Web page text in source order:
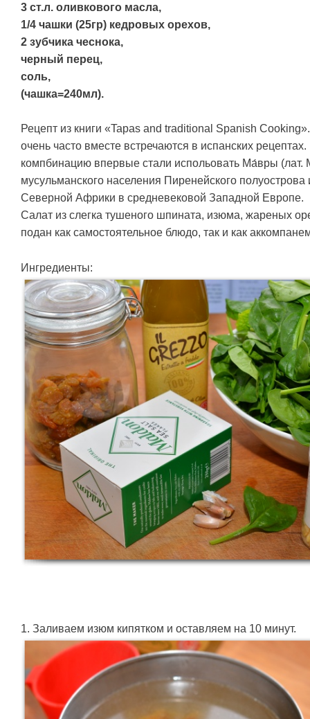
3 ст.л. оливкового масла,
1/4 чашки (25гр) кедровых орехов,
2 зубчика чеснока,
черный перец,
соль,
(чашка=240мл).
Рецепт из книги «Tapas and traditional Spanish
очень часто вместе встречаются в испанских рецептах.
компбинацию впервые стали испольовать Ма́вры (лат.
мусульманского населения Пиренейского полуострова
Северной Африки в средневековой Западной Европе.
Салат из слегка тушеного шпината, изюма, жареных
подан как самостоятельное блюдо, так и как
Ингредиенты:
1. Заливаем изюм кипятком и оставляем на 10 минут.